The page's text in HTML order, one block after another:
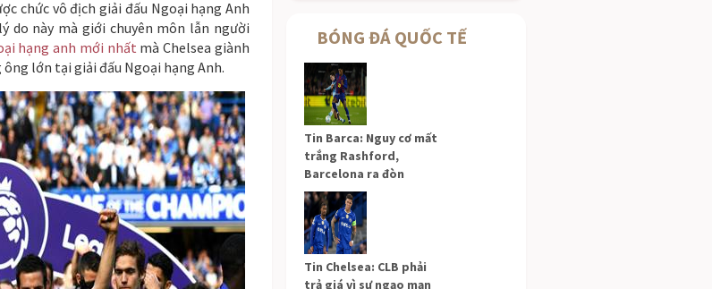
chức vô địch giải đấu Ngoại hạng Anh
do này mà giới chuyên môn lẫn người
hạng anh mới nhất mà Chelsea giành
lớn tại giải đấu Ngoại hạng Anh.
BÓNG ĐÁ QUỐC TẾ
Tin Barca: Nguy cơ mất
trắng Rashford,
Barcelona ra đòn
Tin Chelsea: CLB phải
trả giá vì sự ngạo mạn